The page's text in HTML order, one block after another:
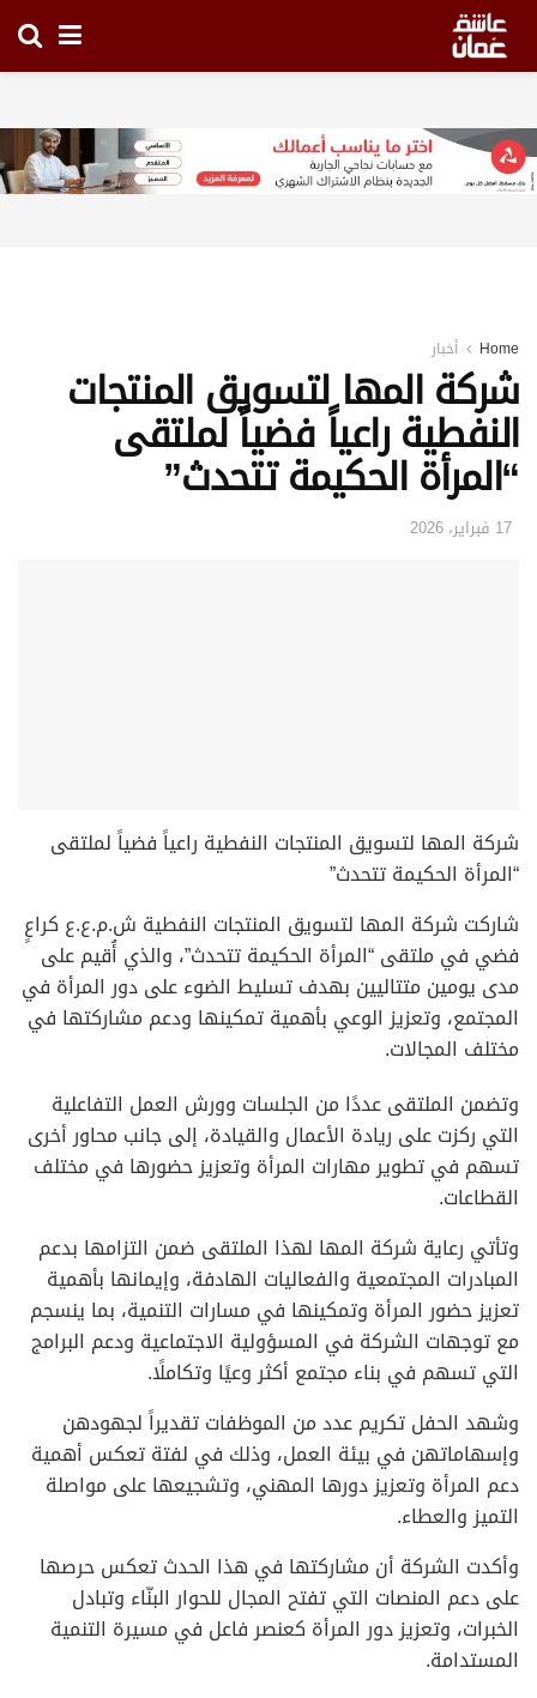
Home أخبار
شركة المها لتسويق المنتجات
النفطية راعياً فضياً لملتقى
“المرأة الحكيمة تتحدث”
17 فبراير، 2026
شركة المها لتسويق المنتجات النفطية راعياً فضياً لملتقى
“المرأة الحكيمة تتحدث”
شاركت شركة المها لتسويق المنتجات النفطية ش.م.ع.ع كراعٍ
فضي في ملتقى “المرأة الحكيمة تتحدث”، والذي أُقيم على
مدى يومين متتاليين بهدف تسليط الضوء على دور المرأة في
المجتمع، وتعزيز الوعي بأهمية تمكينها ودعم مشاركتها في
مختلف المجالات.
وتضمن الملتقى عددًا من الجلسات وورش العمل التفاعلية
التي ركزت على ريادة الأعمال والقيادة، إلى جانب محاور أخرى
تسهم في تطوير مهارات المرأة وتعزيز حضورها في مختلف
القطاعات.
وتأتي رعاية شركة المها لهذا الملتقى ضمن التزامها بدعم
المبادرات المجتمعية والفعاليات الهادفة، وإيمانها بأهمية
تعزيز حضور المرأة وتمكينها في مسارات التنمية، بما ينسجم
مع توجهات الشركة في المسؤولية الاجتماعية ودعم البرامج
التي تسهم في بناء مجتمع أكثر وعيًا وتكاملًا.
وشهد الحفل تكريم عدد من الموظفات تقديراً لجهودهن
وإسهاماتهن في بيئة العمل، وذلك في لفتة تعكس أهمية
دعم المرأة وتعزيز دورها المهني، وتشجيعها على مواصلة
التميز والعطاء.
وأكدت الشركة أن مشاركتها في هذا الحدث تعكس حرصها
على دعم المنصات التي تفتح المجال للحوار البنّاء وتبادل
الخبرات، وتعزيز دور المرأة كعنصر فاعل في مسيرة التنمية
المستدامة.